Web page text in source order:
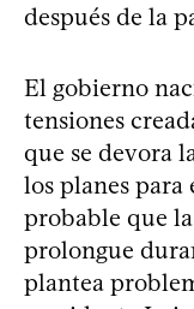
después de la
El gobierno
tensiones
que se devora
los planes para
probable que
prolongue
plantea